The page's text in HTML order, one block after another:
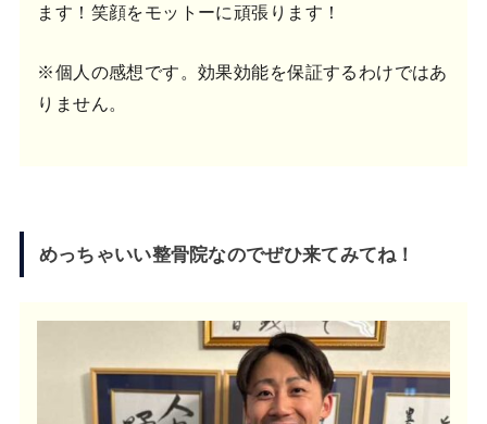
ます！笑顔をモットーに頑張ります！
※個人の感想です。効果効能を保証するわけではあ
りません。
めっちゃいい整骨院なのでぜひ来てみてね！